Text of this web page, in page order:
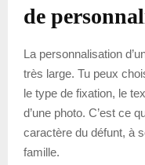
de
La personnalisation
très large. Tu peux
le type de fixation, le
d’une photo. C’est ce
caractère du défunt, à
famille.